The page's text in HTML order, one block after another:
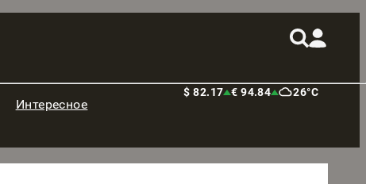
Интересное
$ 82.17 € 94.84 26°C